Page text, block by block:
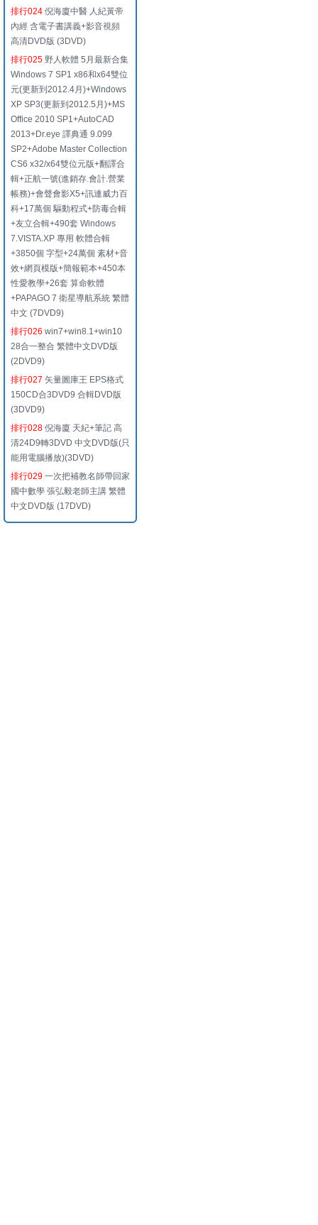
排行024 倪海廈中醫 人紀黃帝
內經 含電子書講義+影音視頻
高清DVD版 (3DVD)
排行025 野人軟體 5月最新合集
Windows 7 SP1 x86和x64雙位
元(更新到2012.4月)+Windows
XP SP3(更新到2012.5月)+MS
Office 2010 SP1+AutoCAD
2013+Dr.eye 譯典通 9.099
SP2+Adobe Master Collection
CS6 x32/x64雙位元版+翻譯合
輯+正航一號(進銷存.會計.營業
帳務)+會聲會影X5+訊連威力百
科+17萬個 驅動程式+防毒合輯
+友立合輯+490套 Windows
7.VISTA.XP 專用 軟體合輯
+3850個 字型+24萬個 素材+音
效+網頁模版+簡報範本+450本
性愛教學+26套 算命軟體
+PAPAGO 7 衛星導航系統 繁體
中文 (7DVD9)
排行026 win7+win8.1+win10
28合一整合 繁體中文DVD版
(2DVD9)
排行027 矢量圖庫王 EPS格式
150CD合3DVD9 合輯DVD版
(3DVD9)
排行028 倪海廈 天紀+筆記 高
清24D9轉3DVD 中文DVD版(只
能用電腦播放)(3DVD)
排行029 一次把補教名師帶回家
國中數學 張弘毅老師主講 繁體
中文DVD版 (17DVD)